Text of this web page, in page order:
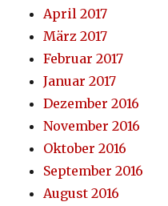
April 2017
März 2017
Februar 2017
Januar 2017
Dezember 2016
November 2016
Oktober 2016
September 2016
August 2016